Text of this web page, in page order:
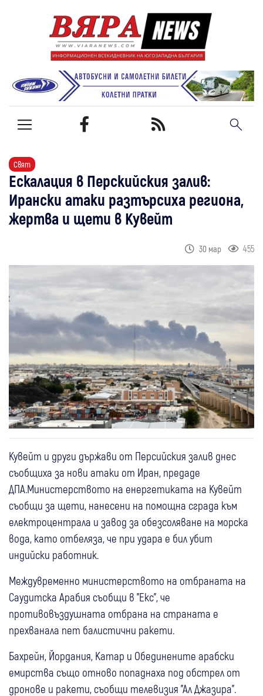
Свят
Ескалация в Перскийския залив:
Ирански атаки разтърсиха региона,
жертва и щети в Кувейт
30 мар 455
Кувейт и други държави от Персийския залив днес
съобщиха за нови атаки от Иран, предаде
ДПА.Министерството на енергетиката на Кувейт
съобщи за щети, нанесени на помощна сграда към
електроцентрала и завод за обезсоляване на морска
вода, като отбеляза, че при удара е бил убит
индийски работник.
Междувременно министерството на отбраната на
Саудитска Арабия съобщи в "Екс", че
противовъздушната отбрана на страната е
прехванала пет балистични ракети.
Бахрейн, Йордания, Катар и Обединените арабски
емирства също отново попаднаха под обстрел от
дронове и ракети, съобщи телевизия "Ал Джазира".